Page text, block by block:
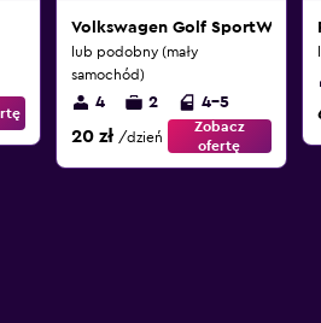
Volkswagen Golf SportWagen
lub podobny (mały
samochód)
4 2 4-5
20 zł /dzień
Zobacz
ofertę